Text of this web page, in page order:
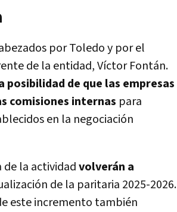
por Toledo y por el
de la entidad, Víctor Fontán.
de que las empresas
comisiones internas para
en la negociación
de la actividadvolverán a
de la paritaria 2025-2026.
este incremento también